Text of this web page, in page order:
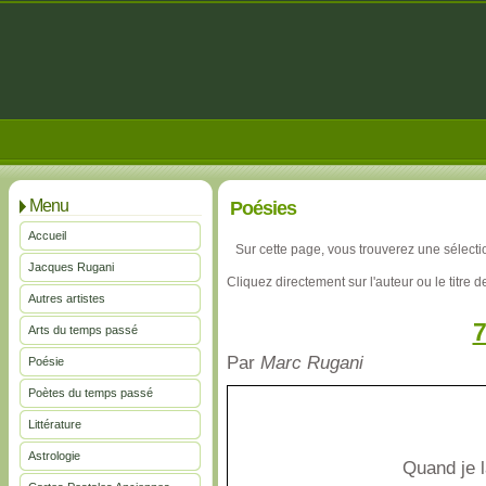
Menu
Accueil
Jacques Rugani
Autres artistes
Arts du temps passé
Poésie
Poètes du temps passé
Littérature
Astrologie
Poésies
Sur cette page, vous trouverez une
Cliquez directement sur l'auteur ou le titre
Par Marc Rugani
Quand je